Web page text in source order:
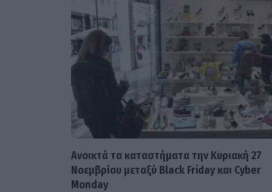
Ανοικτά τα καταστήματα την Κυριακή 27
Νοεμβρίου μεταξύ Black Friday και Cyber
Monday